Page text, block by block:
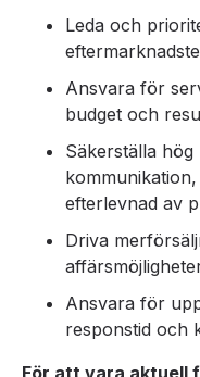
Leda och
Ansvara för
budget och
Säkerställa
efterlevnad av
Driva
Ansvara för
responstid och
För att vara aktuell